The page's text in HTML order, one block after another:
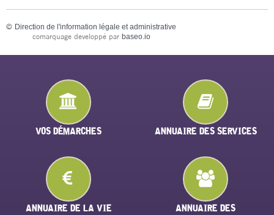
© Direction de l'information légale et administrative
comarquage developpé par baseo.io
VOS DÉMARCHES ANNUAIRE DES SERVICES
ANNUAIRE DE LA VIE
ANNUAIRE DES